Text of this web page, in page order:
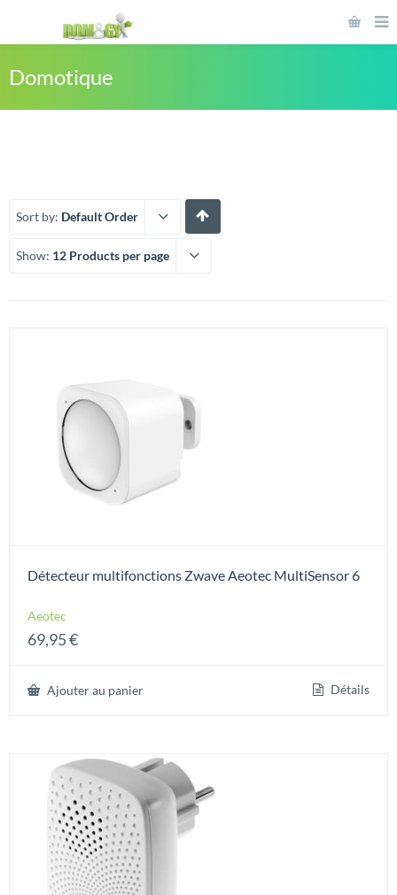
Domotique
Sort by: Default Order
Show: 12 Products per page
Détecteur multifonctions Zwave Aeotec MultiSensor 6
Aeotec
69,95€
Ajouter au panier Détails